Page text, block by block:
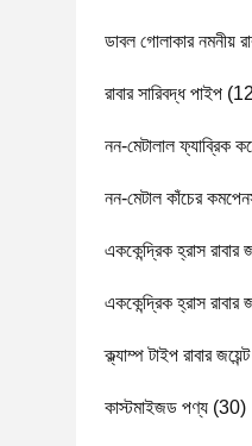
ডাবল গোলাকার নমনীয়
রাবার সারিবদ্ধ পাইপ
নন-মেটালাল ফ্যাব্রিক
নন-মেটাল কাঁচের
এককেন্দ্রিক হ্রাস রাবার
এককেন্দ্রিক হ্রাস রাবার
ক্ল্যাম্প টাইপ রাবার জয়েন্ট
কাস্টমাইজড পণ্য (30)